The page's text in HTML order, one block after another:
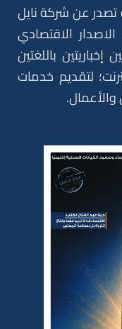
تصدر عن شركة نايل
الاقتصادي
باللغتين
لتقديم خدمات
والأعمال.